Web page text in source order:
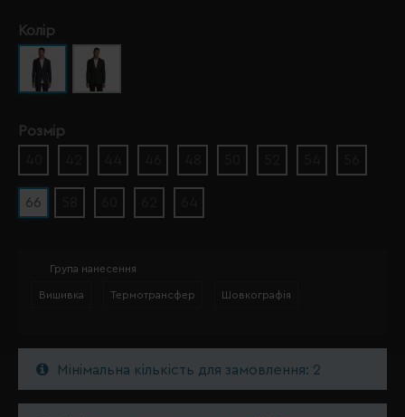
Колір
Розмір
66
Група нанесення
Вишивка Термотрансфер Шовкографія
Мінімальна кількість для замовлення: 2